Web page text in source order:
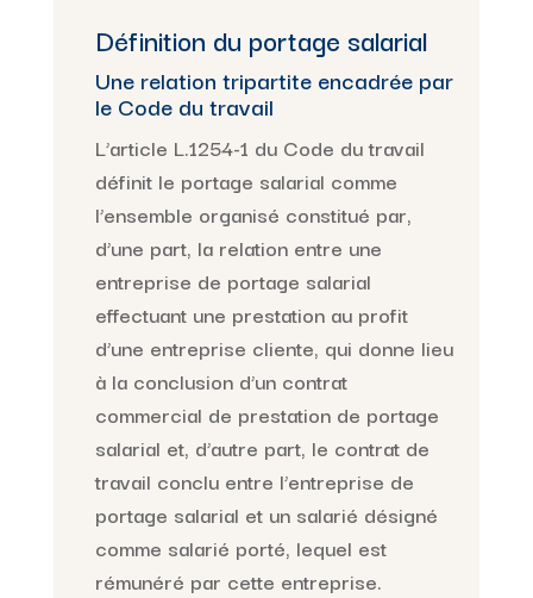
Définition du portage salarial
Une relation tripartite encadrée par
le Code du travail
L’article L.1254-1 du Code du travail
définit le portage salarial comme
l’ensemble organisé constitué par,
d’une part, la relation entre une
entreprise de portage salarial
effectuant une prestation au profit
d’une entreprise cliente, qui donne lieu
à la conclusion d’un contrat
commercial de prestation de portage
salarial et, d’autre part, le contrat de
travail conclu entre l’entreprise de
portage salarial et un salarié désigné
comme salarié porté, lequel est
rémunéré par cette entreprise.